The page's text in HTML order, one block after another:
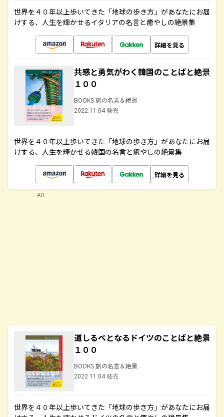
世界を４０年以上歩いてきた「地球の歩き方」があなたにお届
けする、人生を輝かせるイタリアの名言と癒やしの絶景集
詳細を見る
共感と勇気がわく韓国のことばと絶景
１００
BOOKS 旅の名言＆絶景
2022.11.04 発売
世界を４０年以上歩いてきた「地球の歩き方」があなたにお届
けする、人生を輝かせる韓国の名言と癒やしの絶景集
詳細を見る
道しるべとなるドイツのことばと絶景
１００
BOOKS 旅の名言＆絶景
2022.11.04 発売
世界を４０年以上歩いてきた「地球の歩き方」があなたにお届
AD